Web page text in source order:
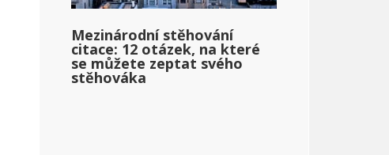
Mezinárodní stěhování
citace: 12 otázek, na které
se můžete zeptat svého
stěhováka